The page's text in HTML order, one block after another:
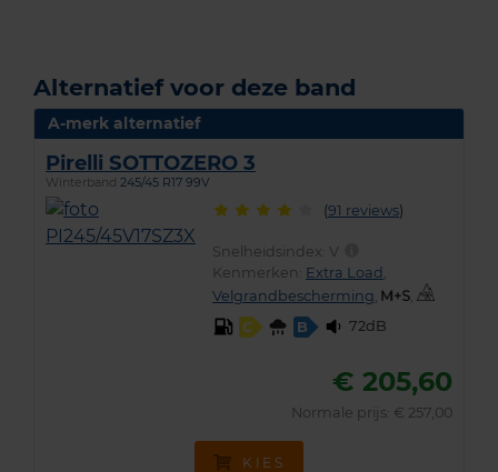
Alternatief voor deze band
A-merk alternatief
Pirelli SOTTOZERO 3
Winterband 245/45 R17 99V
(91 reviews)
Snelheidsindex: V
Kenmerken: Extra Load
Velgrandbescherming
,
C
B 72dB
€ 205,60
Normale prijs: € 257,00
KIES